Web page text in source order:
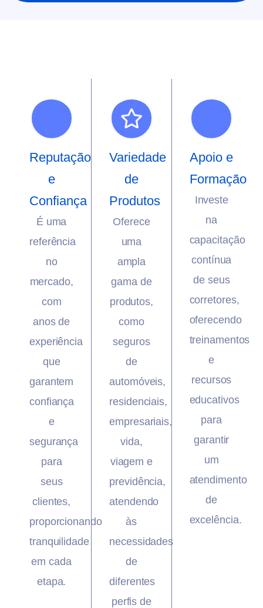
Reputação
e
Confiança
É uma
referência
no
mercado,
com
anos de
experiência
que
garantem
confiança
e
segurança
para
seus
clientes,
proporcionando
tranquilidade
em cada
etapa.
Variedade
de
Produtos
Oferece
uma
ampla
gama de
produtos,
como
seguros
de
automóveis,
residenciais,
empresariais,
vida,
viagem e
previdência,
atendendo
às
necessidades
de
diferentes
perfis de
Apoio e
Formação
Investe
na
capacitação
contínua
de seus
corretores,
oferecendo
treinamentos
e
recursos
educativos
para
garantir
um
atendimento
de
excelência.